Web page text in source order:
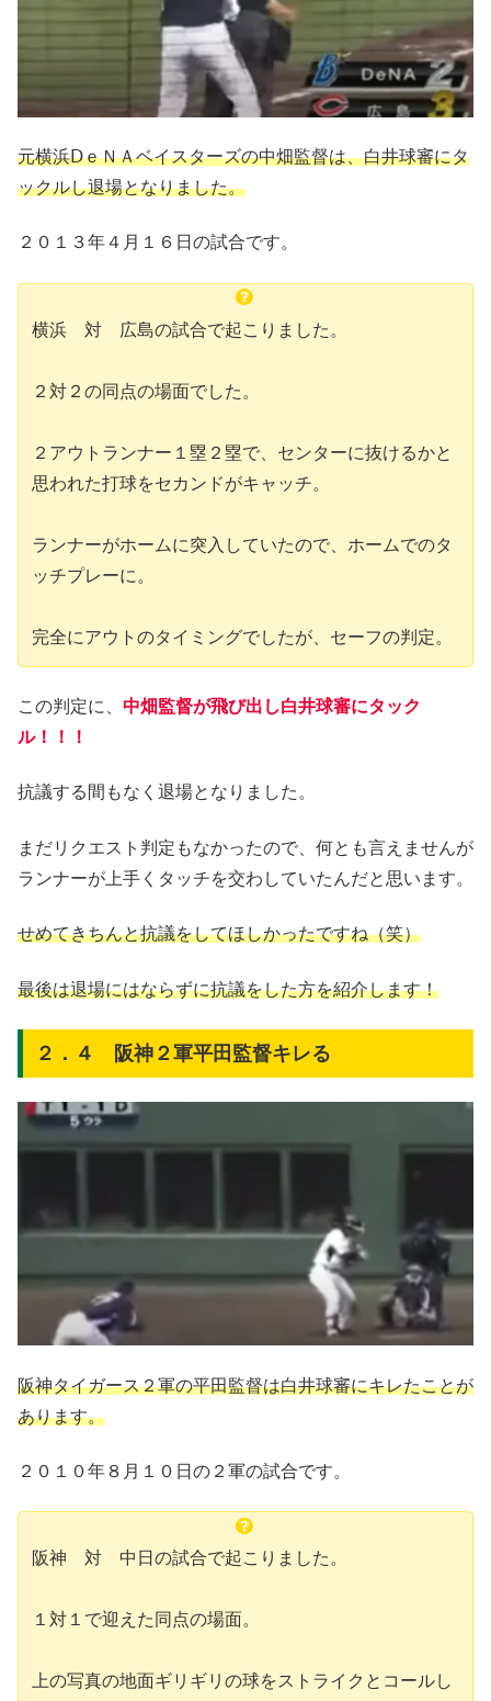
元横浜ⅮｅＮＡベイスターズの中畑監督は、白井球審にタ
ックルし退場となりました。
２０１３年４月１６日の試合です。
横浜 対 広島の試合で起こりました。
２対２の同点の場面でした。
２アウトランナー１塁２塁で、センターに抜けるかと
思われた打球をセカンドがキャッチ。
ランナーがホームに突入していたので、ホームでのタ
ッチプレーに。
完全にアウトのタイミングでしたが、セーフの判定。
この判定に、 中畑監督が飛び出し白井球審にタック
ル！！！
抗議する間もなく退場となりました。
まだリクエスト判定もなかったので、何とも言えませんが
ランナーが上手くタッチを交わしていたんだと思います。
せめてきちんと抗議をしてほしかったですね（笑）
最後は退場にはならずに抗議をした方を紹介します！
２．４ 阪神２軍平田監督キレる
阪神タイガース２軍の平田監督は白井球審にキレたことが
あります。
２０１０年８月１０日の２軍の試合です。
阪神 対 中日の試合で起こりました。
１対１で迎えた同点の場面。
上の写真の地面ギリギリの球をストライクとコールし